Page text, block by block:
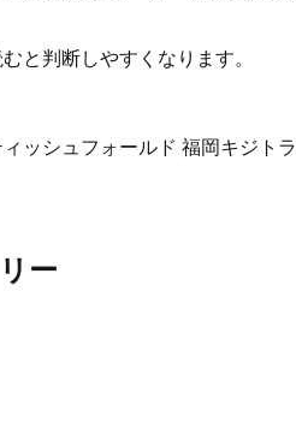
と判断しやすくなります。
ィッシュフォールド 福岡キジトラ
ー